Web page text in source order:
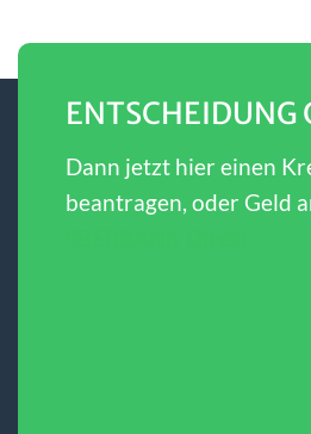
ENTSCHEIDUNG
Dann jetzt hier einen
beantragen, oder Geld